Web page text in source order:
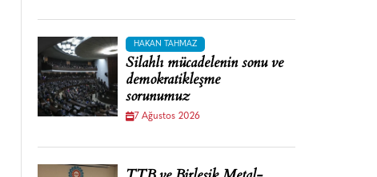
HAKAN TAHMAZ
Silahlı mücadelenin sonu ve
demokratikleşme
sorunumuz
7 Ağustos 2026